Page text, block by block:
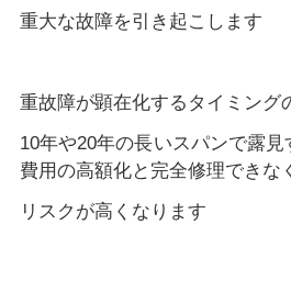
重大な故障を引き起こします
重故障が顕在化するタイミング
10年や20年の長いスパンで露見
費用の高額化と完全修理できな
リスクが高くなります